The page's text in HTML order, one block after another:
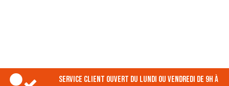
Service client ouvert du lundi ou vendredi de 9h à